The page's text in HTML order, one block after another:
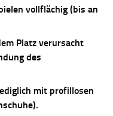
vollflächig (bis an
Platz verursacht
des
mit profillosen